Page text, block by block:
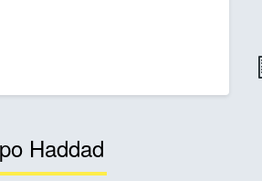
Haddad